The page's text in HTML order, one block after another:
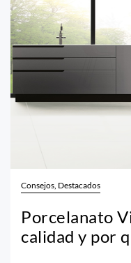
Consejos, Destacados
Porcelanato
calidad y por